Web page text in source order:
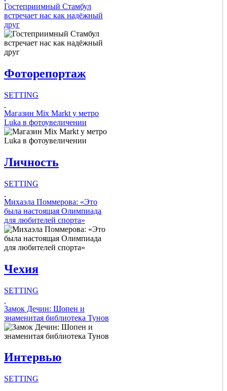
Hide
Intro Items
Hide
Гостеприимный Стамбул
встречает нас как надёжный
друг
Фоторепортаж
SETTING
Intro Items
Link Items
Show Image
Show
Hide
Магазин Mix Markt у метро
Luka в фотоувеличении
Личность
SETTING
Intro Items
Link Items
Show Image
Hide
Михаэла Поммерова: «Это
была настоящая Олимпиада
для любителей спорта»
Чехия
SETTING
Intro Items
Link Items
Show Image
Show
Hide
Замок Дечин: Шопен и
знаменитая библиотека Тунов
Интервью
SETTING